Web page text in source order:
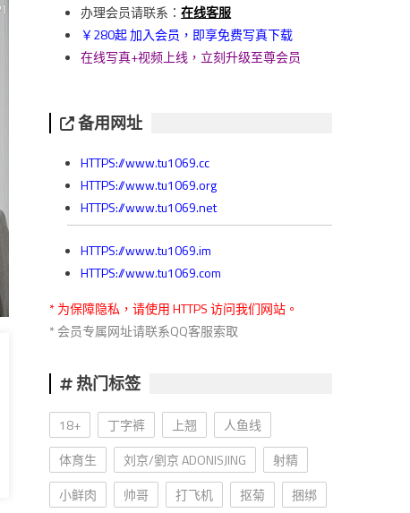
办理会员请联系：在线客服
￥280起 加入会员，即享免费写真下载
在线写真+视频上线，立刻升级至尊会员
备用网址
HTTPS://www.tu1069.cc
HTTPS://www.tu1069.org
HTTPS://www.tu1069.net
HTTPS://www.tu1069.im
HTTPS://www.tu1069.com
* 为保障隐私，请使用 HTTPS 访问我们网站。
* 会员专属网址请联系QQ客服索取
热门标签
18+ 丁字裤 上翘
人鱼线
体育生
刘京/劉京 ADONISJING
射精
小鲜肉
帅哥 打飞机 抠菊 捆绑